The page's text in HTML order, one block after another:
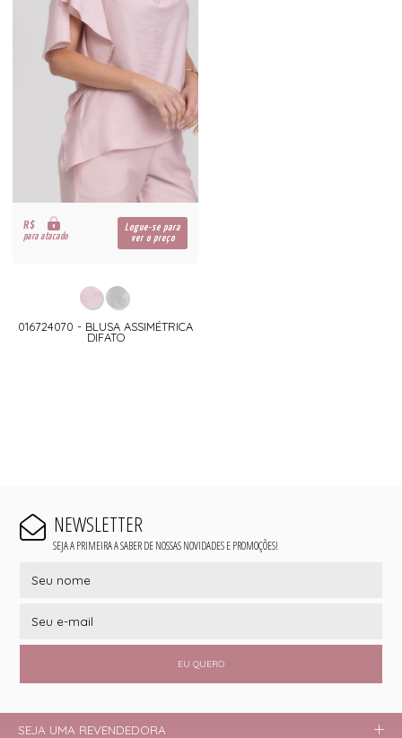
R$
para atacado
Logue-se para
ver o preço
016724070 - BLUSA ASSIMÉTRICA
DIFATO
NEWSLETTER
SEJA A PRIMEIRA A SABER DE NOSSAS NOVIDADES E PROMOÇÕES!
EU QUERO
SEJA UMA REVENDEDORA